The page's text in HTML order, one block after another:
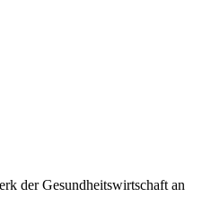
der Gesundheitswirtschaft an